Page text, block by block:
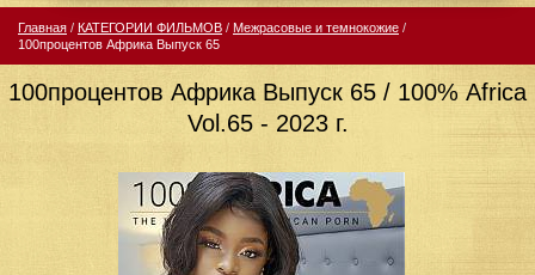
Главная / КАТЕГОРИИ ФИЛЬМОВ / Межрасовые и темнокожие /
100процентов Африка Выпуск 65
100процентов Африка Выпуск 65 / 100% Africa
Vol.65 - 2023 г.